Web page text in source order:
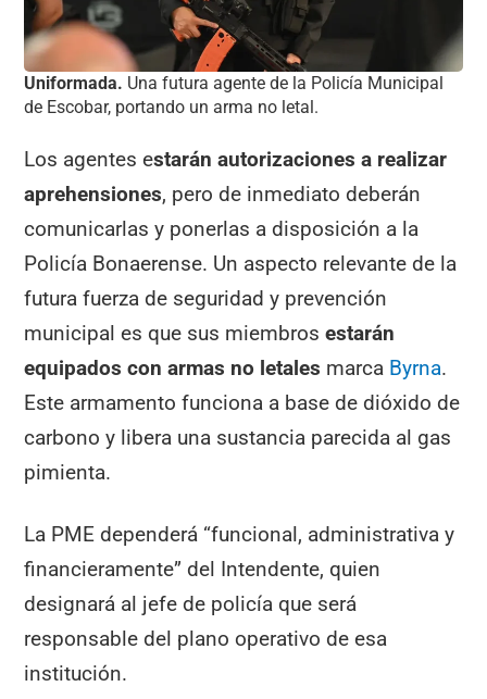
Uniformada. Una futura agente de la Policía Municipal
de Escobar, portando un arma no letal.
Los agentes estarán autorizaciones a realizar
aprehensiones, pero de inmediato deberán
comunicarlas y ponerlas a disposición a la
Policía Bonaerense. Un aspecto relevante de la
futura fuerza de seguridad y prevención
municipal es que sus miembrosestarán
equipados con armas no letales marca Byrna.
Este armamento funciona a base de dióxido de
carbono y libera una sustancia parecida al gas
pimienta.
La PME dependerá “funcional, administrativa y
financieramente” del Intendente, quien
designará al jefe de policía que será
responsable del plano operativo de esa
institución.